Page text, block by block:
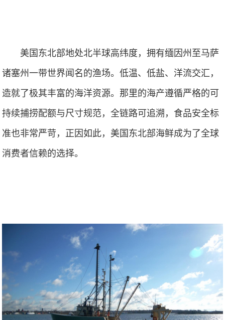
美国东北部地处北半球高纬度，拥有缅因州至马萨
诸塞州一带世界闻名的渔场。低温、低盐、洋流交汇，
造就了极其丰富的海洋资源。那里的海产遵循严格的可
持续捕捞配额与尺寸规范，全链路可追溯，食品安全标
准也非常严苛，正因如此，美国东北部海鲜成为了全球
消费者信赖的选择。